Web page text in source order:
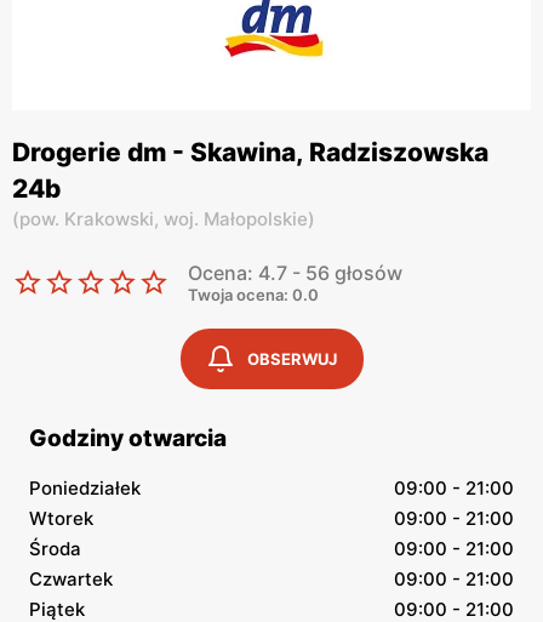
Drogerie dm - Skawina, Radziszowska
24b
(pow. Krakowski, woj. Małopolskie)
Ocena: 4.7 - 56 głosów
Twoja ocena: 0.0
OBSERWUJ
Godziny otwarcia
Poniedziałek
09:00 - 21:00
Wtorek
09:00 - 21:00
Środa
09:00 - 21:00
Czwartek
09:00 - 21:00
Piątek
09:00 - 21:00